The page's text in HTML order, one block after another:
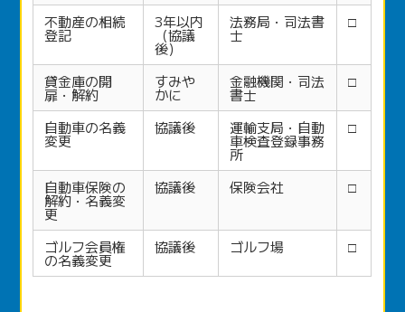
不動産の相続
登記
3年以内
（協議
後）
法務局・司法書
士
□
貸金庫の開
扉・解約
すみや
かに
金融機関・司法
書士
□
自動車の名義
変更
協議後 運輸支局・自動
車検査登録事務
所
□
自動車保険の
解約・名義変
更
協議後 保険会社 □
ゴルフ会員権
の名義変更
協議後 ゴルフ場 □